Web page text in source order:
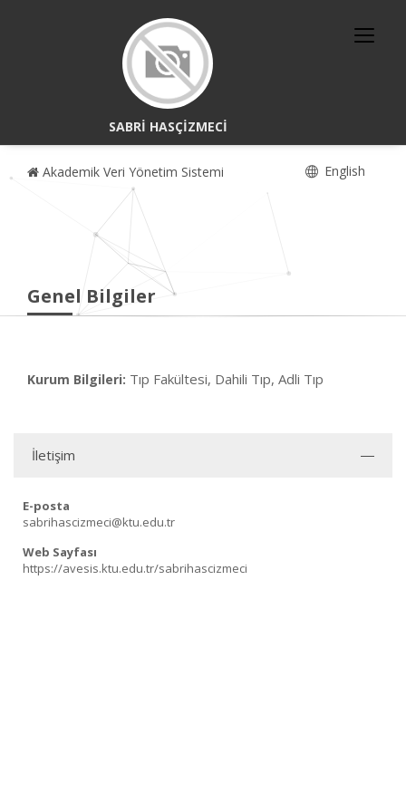
SABRİ HASÇİZMECİ
Akademik Veri Yönetim Sistemi English
Genel Bilgiler
Kurum Bilgileri: Tıp Fakültesi, Dahili Tıp, Adli Tıp
İletişim
E-posta
sabrihascizmeci@ktu.edu.tr
Web Sayfası
https://avesis.ktu.edu.tr/sabrihascizmeci